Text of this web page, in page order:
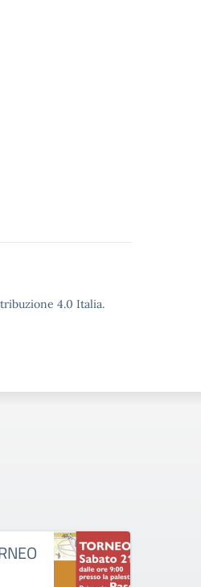
4.0 Italia.